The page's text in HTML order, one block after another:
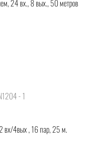
24 вх., 8 вых., 50 метров
вх/4вых , 16 пар, 25 м.